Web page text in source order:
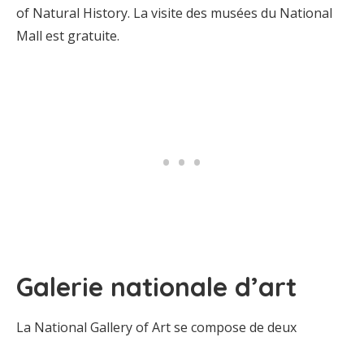
of Natural History. La visite des musées du National
Mall est gratuite.
Galerie nationale d’art
La National Gallery of Art se compose de deux